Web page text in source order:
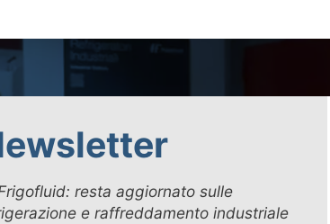
resta aggiornato sulle
e raffreddamento industriale